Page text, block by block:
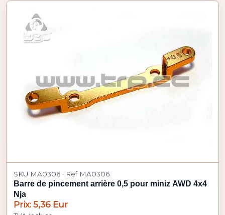
SKU MA0306 · Ref MA0306
Barre de pincement arrière 0,5 pour miniz AWD 4x4
Nja
Prix: 5,36 Eur